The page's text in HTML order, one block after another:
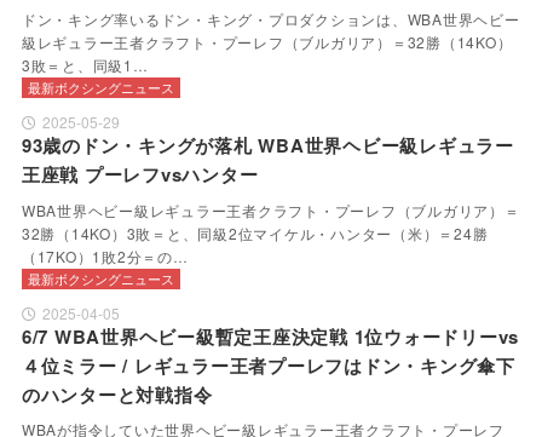
ドン・キング率いるドン・キング・プロダクションは、WBA世界ヘビー
級レギュラー王者クラフト・プーレフ（ブルガリア）＝32勝（14KO）
3敗＝と、同級1…
最新ボクシングニュース
2025-05-29
93歳のドン・キングが落札 WBA世界ヘビー級レギュラー
王座戦 プーレフvsハンター
WBA世界ヘビー級レギュラー王者クラフト・プーレフ（ブルガリア）＝
32勝（14KO）3敗＝と、同級2位マイケル・ハンター（米）＝24勝
（17KO）1敗2分＝の…
最新ボクシングニュース
2025-04-05
6/7 WBA世界ヘビー級暫定王座決定戦 1位ウォードリーvs
４位ミラー / レギュラー王者プーレフはドン・キング傘下
のハンターと対戦指令
WBAが指令していた世界ヘビー級レギュラー王者クラフト・プーレフ